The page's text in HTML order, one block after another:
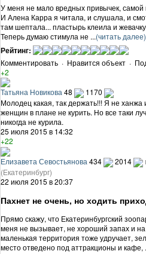
У меня не мало вредных привычек,
И Алена Карра я читала, и слушала, и
там шептала... пластырь клеила и
Теперь думаю стимула не ...(читать далее)
Рейтинг:
Комментировать · Нравится объект ·
+2
Татьяна Новикова48
1170
Молодец какая, так держать!!! Я не ханжа
женщин в плане не курить. Но все таки
никогда не курила.
25 июля 2015 в 14:32
+22
Елизавета Севостьянова 434 2014
(Екатеринбург)
22 июля 2015 в 20:37
Пахнет не очень, но ходить
Прямо скажу, что Екатеринбургский
меня не вызывает, не хороший запах и
маленькая территория тоже удручает,
место отведено под аттракционы и кафе,